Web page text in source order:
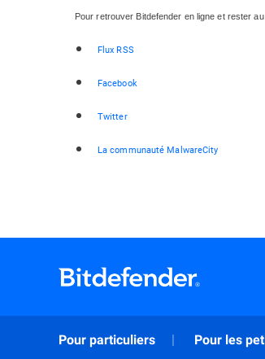
Pour retrouver Bitdefender en ligne et rester
Flux RSS
Facebook
Twitter
La communauté MalwareCity
Pour particuliers Pour les